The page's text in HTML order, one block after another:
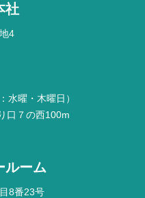
社
4
水曜・木曜日）
口７の西100m
ルーム
8番23号